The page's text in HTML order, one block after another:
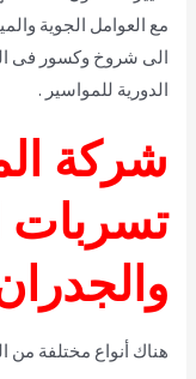
مع العوامل الجوية
الى شروخ وكسور فى
الدورية للمواسير .
شركة
تسربات
هناك أنواع مختلفة من